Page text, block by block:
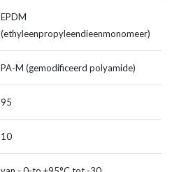
EPDM
(ethyleenpropyleendieenmonomeer)
PA-M (gemodificeerd polyamide)
95
10